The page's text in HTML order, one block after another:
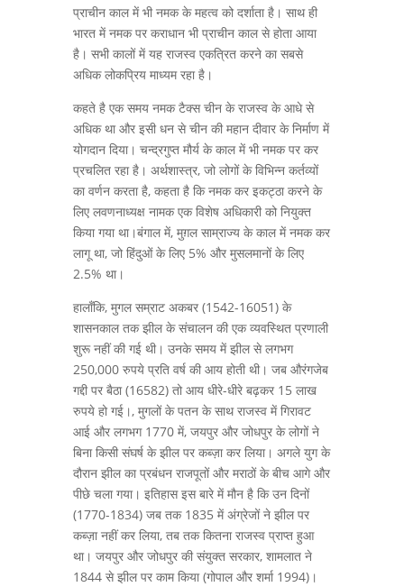
प्राचीन काल में भी नमक के महत्व को दर्शाता है। साथ ही
भारत में नमक पर कराधान भी प्राचीन काल से होता आया
है। सभी कालों में यह राजस्व एकत्रित करने का सबसे
अधिक लोकप्रिय माध्यम रहा है।
कहते है एक समय नमक टैक्स चीन के राजस्व के आधे से
अधिक था और इसी धन से चीन की महान दीवार के निर्माण में
योगदान दिया। चन्द्रगुप्त मौर्य के काल में भी नमक पर कर
प्रचलित रहा है। अर्थशास्त्र, जो लोगों के विभिन्न कर्तव्यों
का वर्णन करता है, कहता है कि नमक कर इकट्ठा करने के
लिए लवणनाध्यक्ष नामक एक विशेष अधिकारी को नियुक्त
किया गया था।बंगाल में, मुग़ल साम्राज्य के काल में नमक कर
लागू था, जो हिंदुओं के लिए 5% और मुसलमानों के लिए
2.5% था।
हालाँकि, मुगल सम्राट अकबर (1542-16051) के
शासनकाल तक झील के संचालन की एक व्यवस्थित प्रणाली
शुरू नहीं की गई थी। उनके समय में झील से लगभग
250,000 रुपये प्रति वर्ष की आय होती थी। जब औरंगजेब
गद्दी पर बैठा (16582) तो आय धीरे-धीरे बढ़कर 15 लाख
रुपये हो गई।, मुगलों के पतन के साथ राजस्व में गिरावट
आई और लगभग 1770 में, जयपुर और जोधपुर के लोगों ने
बिना किसी संघर्ष के झील पर कब्ज़ा कर लिया। अगले युग के
दौरान झील का प्रबंधन राजपूतों और मराठों के बीच आगे और
पीछे चला गया। इतिहास इस बारे में मौन है कि उन दिनों
(1770-1834) जब तक 1835 में अंग्रेजों ने झील पर
कब्ज़ा नहीं कर लिया, तब तक कितना राजस्व प्राप्त हुआ
था। जयपुर और जोधपुर की संयुक्त सरकार, शामलात ने
1844 से झील पर काम किया (गोपाल और शर्मा 1994)।